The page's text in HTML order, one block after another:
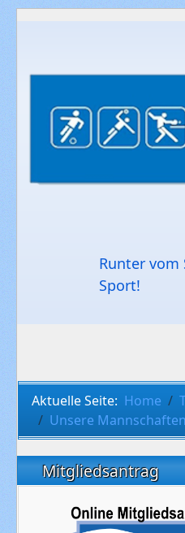
Runter vom
Sport!
Aktuelle Seite: Home
Unsere Mannschaften
Mitgliedsantrag